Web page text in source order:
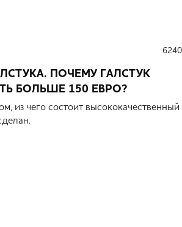
6240
ПОЧЕМУ ГАЛСТУК
БОЛЬШЕ 150 ЕВРО?
из чего состоит высококачественный